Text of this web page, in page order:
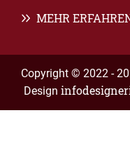
MEHR
Copyright © 2022 -
Design